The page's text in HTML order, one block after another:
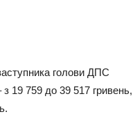
голови ДПС
19 759 до 39 517 гривень,